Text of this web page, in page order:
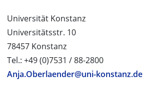
Universität Konstanz
Universitätsstr. 10
78457 Konstanz
Tel.: +49 (0)7531 / 88-2800
Anja.Oberlaender@uni-konstanz.de